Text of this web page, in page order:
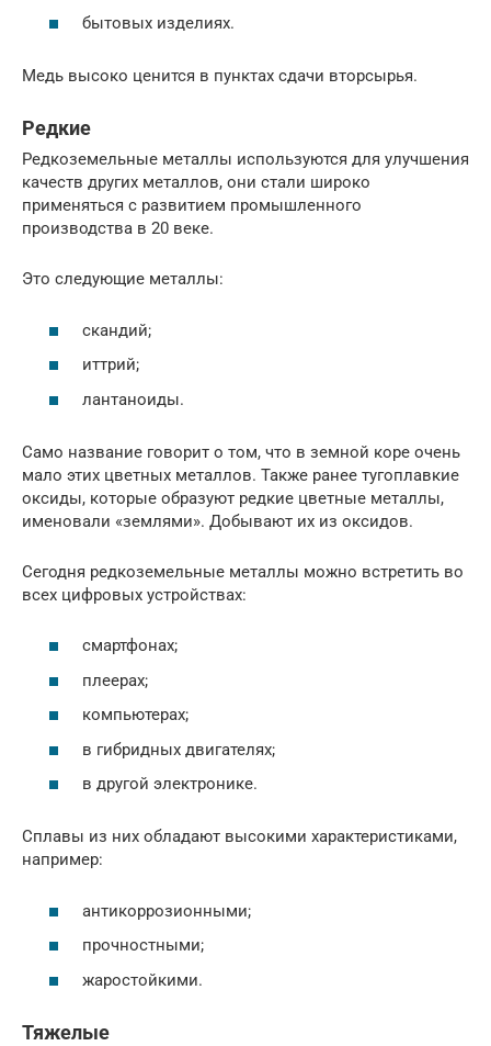
бытовых изделиях.
Медь высоко ценится в пунктах сдачи вторсырья.
Редкие
Редкоземельные металлы используются для улучшения
качеств других металлов, они стали широко
применяться с развитием промышленного
производства в 20 веке.
Это следующие металлы:
скандий;
иттрий;
лантаноиды.
Само название говорит о том, что в земной коре очень
мало этих цветных металлов. Также ранее тугоплавкие
оксиды, которые образуют редкие цветные металлы,
именовали «землями». Добывают их из оксидов.
Сегодня редкоземельные металлы можно встретить во
всех цифровых устройствах:
смартфонах;
плеерах;
компьютерах;
в гибридных двигателях;
в другой электронике.
Сплавы из них обладают высокими характеристиками,
например:
антикоррозионными;
прочностными;
жаростойкими.
Тяжелые